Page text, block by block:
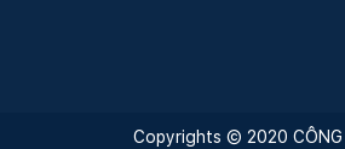
Copyrights © 2020 CÔNG